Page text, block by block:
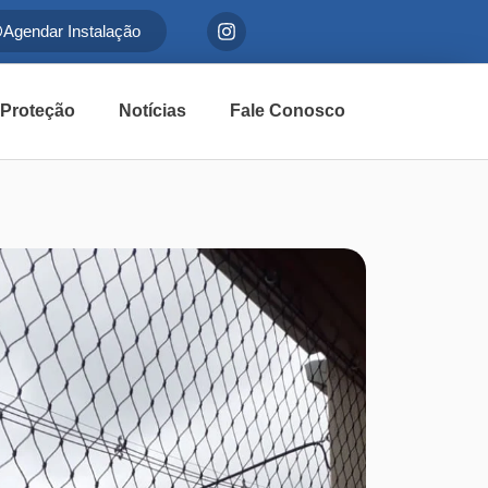
Agendar Instalação
Notícias Fale Conosco